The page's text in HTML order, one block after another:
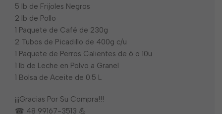
5 lb de Frijoles Negros
2 lb de Pollo
1 Paquete de Café de 230g
2 Tubos de Picadillo de 400g c/u
1 Paquete de Perros Calientes de 6 o 10u
1 lb de Leche en Polvo a Granel
1 Bolsa de Aceite de 0.5 L
¡¡¡Gracias Por Su Compra!!!
☎ 48 99167-3513 💪